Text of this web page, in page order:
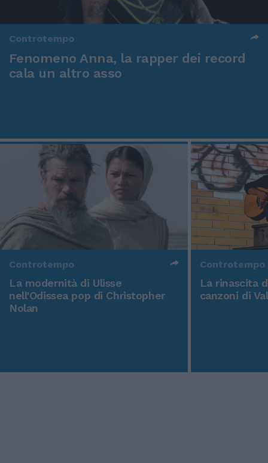
Controtempo
Fenomeno Anna, la rapper dei record
cala un altro asso
Controtempo
La modernità di Ulisse
nell'Odissea pop di Christopher
Nolan
Controtempo
La rinascita
canzoni di